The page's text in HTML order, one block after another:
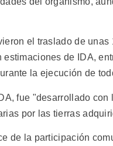
el traslado de
de IDA,
la ejecución de
fue "desarrollado
por las tierras
de la participación